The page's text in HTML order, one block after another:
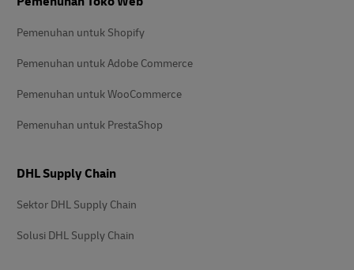
Pemenuhan untuk Shopify
Pemenuhan untuk Adobe Commerce
Pemenuhan untuk WooCommerce
Pemenuhan untuk PrestaShop
DHL Supply Chain
Sektor DHL Supply Chain
Solusi DHL Supply Chain